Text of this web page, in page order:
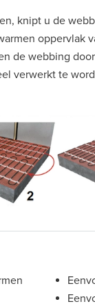
knipt u de
oppervlak
de webbing
verwerkt te